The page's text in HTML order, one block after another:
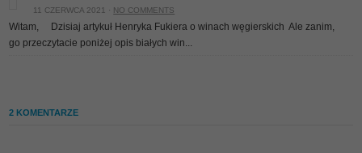
11 CZERWCA 2021 · NO COMMENTS
Witam, Dzisiaj artykuł Henryka Fukiera o winach węgierskich Ale zanim,
go przeczytacie poniżej opis białych win...
2 KOMENTARZE